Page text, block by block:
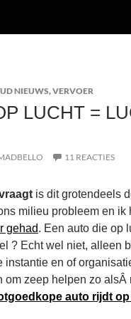
NIEUWS,VERVOER
LUCHT =
11 REACTIES
is dit grotendeels
milieu probleem en ik
gehad. Een auto die op
? Echt wel niet, alleen
instantie en of
om zeep helpen zo alsÂ
auto rijdt